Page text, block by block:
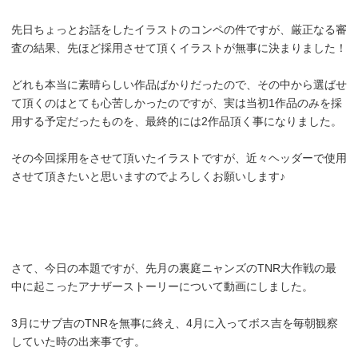
先日ちょっとお話をしたイラストのコンペの件ですが、厳正なる審
査の結果、先ほど採用させて頂くイラストが無事に決まりました！
どれも本当に素晴らしい作品ばかりだったので、その中から選ばせ
て頂くのはとても心苦しかったのですが、実は当初1作品のみを採
用する予定だったものを、最終的には2作品頂く事になりました。
その今回採用をさせて頂いたイラストですが、近々ヘッダーで使用
させて頂きたいと思いますのでよろしくお願いします♪
さて、今日の本題ですが、先月の裏庭ニャンズのTNR大作戦の最
中に起こったアナザーストーリーについて動画にしました。
3月にサブ吉のTNRを無事に終え、4月に入ってボス吉を毎朝観察
していた時の出来事です。